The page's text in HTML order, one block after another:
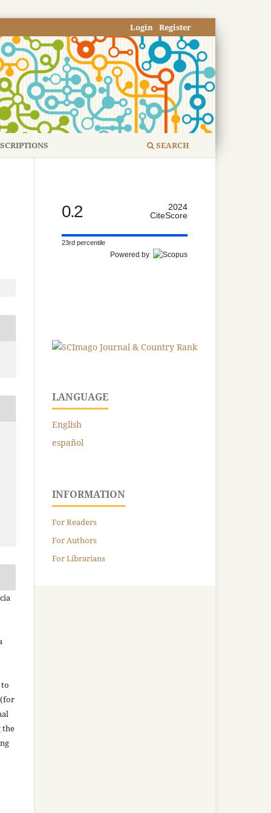
SEARCH
Register
Login
the
0.2
2024
CiteScore
23rd percentile
Powered by
LANGUAGE
English
español
INFORMATION
For Readers
For Authors
For Librarians